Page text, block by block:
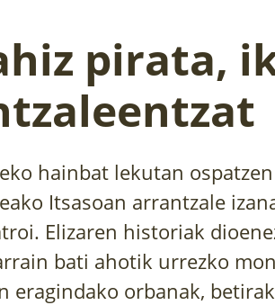
pirata,
hainbat lekutan
Itsasoan arrantzale
Elizaren historiak
bati ahotik urrezko
eragindako orbanak,